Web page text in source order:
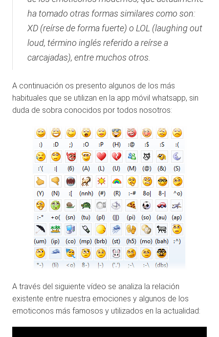
ha tomado otras formas similares como son:
XD (reírse de forma fuerte) o LOL (laughing out
loud, término inglés referido a reírse a
carcajadas), entre muchos otros.
A continuación os presento algunos de los más
habituales que se utilizan en la app móvil whatsapp, sin
duda de sobra conocidos por todos nosotros:
A través del siguiente vídeo se analiza la relación
existente entre nuestra emociones y algunos de los
emoticonos más famosos y utilizados en la actualidad: